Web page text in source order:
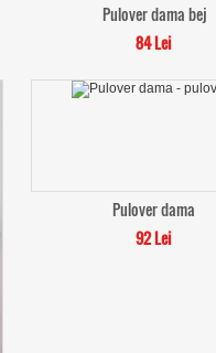
Pulover dama bej
84 Lei
Pulover dama
92 Lei